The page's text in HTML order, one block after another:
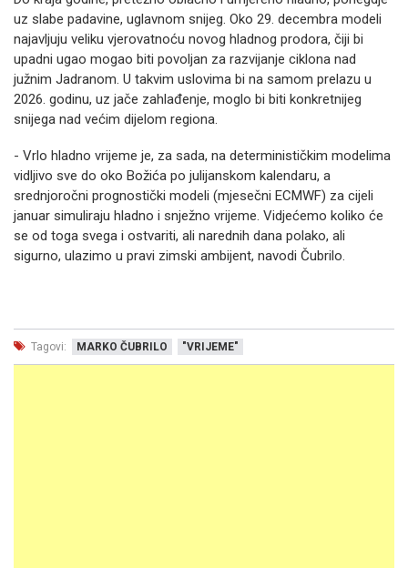
uz slabe padavine, uglavnom snijeg. Oko 29. decembra modeli
najavljuju veliku vjerovatnoću novog hladnog prodora, čiji bi
upadni ugao mogao biti povoljan za razvijanje ciklona nad
južnim Jadranom. U takvim uslovima bi na samom prelazu u
2026. godinu, uz jače zahlađenje, moglo bi biti konkretnijeg
snijega nad većim dijelom regiona.
- Vrlo hladno vrijeme je, za sada, na determinističkim modelima
vidljivo sve do oko Božića po julijanskom kalendaru, a
srednjoročni prognostički modeli (mjesečni ECMWF) za cijeli
januar simuliraju hladno i snježno vrijeme. Vidjećemo koliko će
se od toga svega i ostvariti, ali narednih dana polako, ali
sigurno, ulazimo u pravi zimski ambijent, navodi Čubrilo.
Tagovi: MARKO ČUBRILO "VRIJEME"